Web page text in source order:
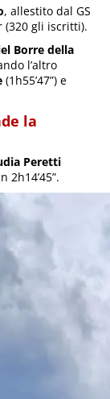
, allestito dal GS
(320 gli iscritti).
Borre della
l’altro
(1h55’47”) e
la
Peretti
2h14’45”.